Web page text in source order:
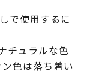
で使用するに
チュラルな色
色は落ち着い